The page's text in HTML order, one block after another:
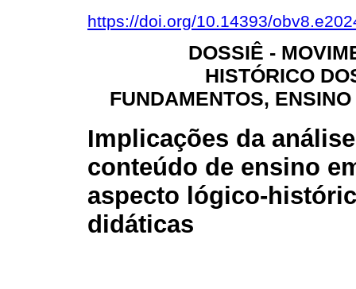
https://doi.org/10.14393/
DOSSIÊ -
HISTÓRICO
FUNDAMENTOS,
Implicações da
conteúdo de ensino
aspecto lógico-
didáticas